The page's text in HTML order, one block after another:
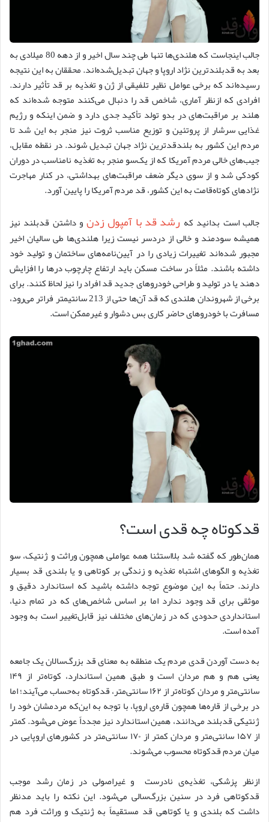
جالب اینجاست که هلندی‌ها تنها طی چند سال اخیر و از دهه 80 میلادی به
‌بعد به قدبلندترین نژاد اروپا و جهان تبدیل‌شده‌اند. محققان به این نتیجه
رسیده‌اند که برخی عوامل نظیر تلفیقی از ژن و تغذیه بر قد تأثیر دارند.
افرادی که ازنظر آماری، شاخص قد را دنبال می‌کنند متوجه شده‌اند که
هلند بر مراقبت‌های در بدو تولد تأکید جدی دارد و ضمن اینکه و رژیم
غذایی سرشار از پروتئین و توزیع مناسب ثروت نیز منجر به این شد تا
مردم این کشور به بلندقدترین نژاد جهان تبدیل شوند. در نقطه مقابل،
جیب‌های خالی مردم آمریکا که از یک‌سو منجر به تغذیه نامناسب در دوران
کودکی شد و از سوی دیگر ضعف مراقبت‌های بهداشتی، در کنار مهاجرت
نژادهای کوتاه‌قامت به این کشور، قد مردم آمریکا را پایین آورد.
جالب است بدانید که رشد قد با آمپول زدن و داشتن قدبلند نیز
همیشه سودمند و خالی از دردسر نیست زیرا هلندی‌ها طی سالیان اخیر
مجبور شده‌اند تغییرات زیادی را در آیین‌نامه‌های ساختمان و تولید خود
داشته باشند. مثلاً در ساخت مسکن باید ارتفاع چارچوب درها را افزایش
دهند یا در تولید و طراحی خودروهای جدید قد افراد را نیز لحاظ کنند. برای
برخی از شهروندان هلندی که قد آن‌ها حتی از 213 سانتیمتر فراتر می‌رود،
مسافرت با خودروهای حاضر کاری بس دشوار و غیرممکن است.
قدکوتاه چه قدی است؟
همان‌طور که گفته شد بلااستثنا همه عواملی همچون وراثت و ژنتیک، سو
تغذیه و الگوهای اشتباه تغذیه و زندگی بر کوتاهی و یا بلندی قد بسیار
دارند. حتماً به این موضوع توجه داشته باشید که استاندارد دقیق و
موثقی برای قد وجود ندارد اما بر اساس شاخص‌های که در تمام دنیا،
استانداردی حدودی که در زمان‌های مختلف نیز قابل‌تغییر است به وجود
آمده است.
به دست آوردن قدی مردم یک منطقه به معنای قد بزرگ‌سالان یک جامعه
یعنی هم و هم مردان است و طبق همین استاندارد، کوتاه‌تر از ۱۴۹
سانتی‌متر و مردان کوتاه‌تر از ۱۶۲ سانتی‌متر، قدکوتاه به‌حساب می‌آیند؛ اما
در برخی از قاره‌ها همچون قاره‌ی اروپا، با توجه به این‌که مردمشان خود را
ژنتیکی قدبلند می‌دانند، همین استاندارد نیز مجدداً عوض می‌شود. کمتر
از ۱۵۷ سانتی‌متر و مردان کمتر از ۱۷۰ سانتی‌متر در کشورهای اروپایی در
میان مردم قدکوتاه محسوب می‌شوند.
ازنظر پزشکی، تغذیه‌ی نادرست و غیراصولی در زمان رشد موجب
قدکوتاهی فرد در سنین بزرگ‌سالی می‌شود. این نکته را باید مدنظر
داشت که بلندی و یا کوتاهی قد مستقیماً به ژنتیک و وراثت فرد هم